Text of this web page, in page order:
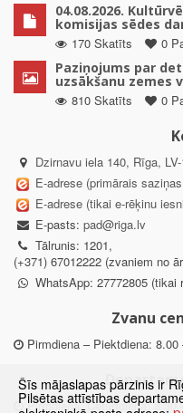
04.08.2026.
komisijas sēdes
170 Skatīts
0
Paziņojums par
uzsākšanu zemes
810 Skatīts
0
Dzirnavu iela 140, Rīga,
E-adrese (primārais
E-adrese (tikai e-rēķinu
E-pasts: pad@riga.lv
Tālrunis: 1201,
(+371) 67012222 (zvaniem no
WhatsApp: 27772805
Zvanu
Pirmdiena – Piektdiena: 8.00
Pirmdiena, Ceturtdiena: 8.30
Šīs mājaslapas pārzinis ir
Pilsētas attīstības